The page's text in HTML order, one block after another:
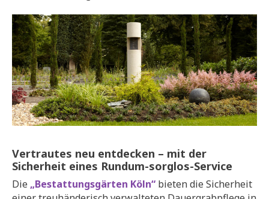
Vertrautes neu entdecken – mit der
Sicherheit eines Rundum-sorglos-Service
Die „Bestattungsgärten Köln“ bieten die Sicherheit